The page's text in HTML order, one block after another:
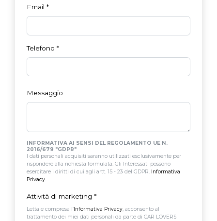
Email *
Telefono *
Messaggio
INFORMATIVA AI SENSI DEL REGOLAMENTO UE N.
2016/679 "GDPR"
I dati personali acquisiti saranno utilizzati esclusivamente per
rispondere alla richiesta formulata. Gli Interessati possono
esercitare i diritti di cui agli artt. 15 - 23 del GDPR. Informativa
Privacy.
Attività di marketing *
Letta e compresa l’ Informativa Privacy, acconsento al
trattamento dei miei dati personali da parte di CAR LOVERS